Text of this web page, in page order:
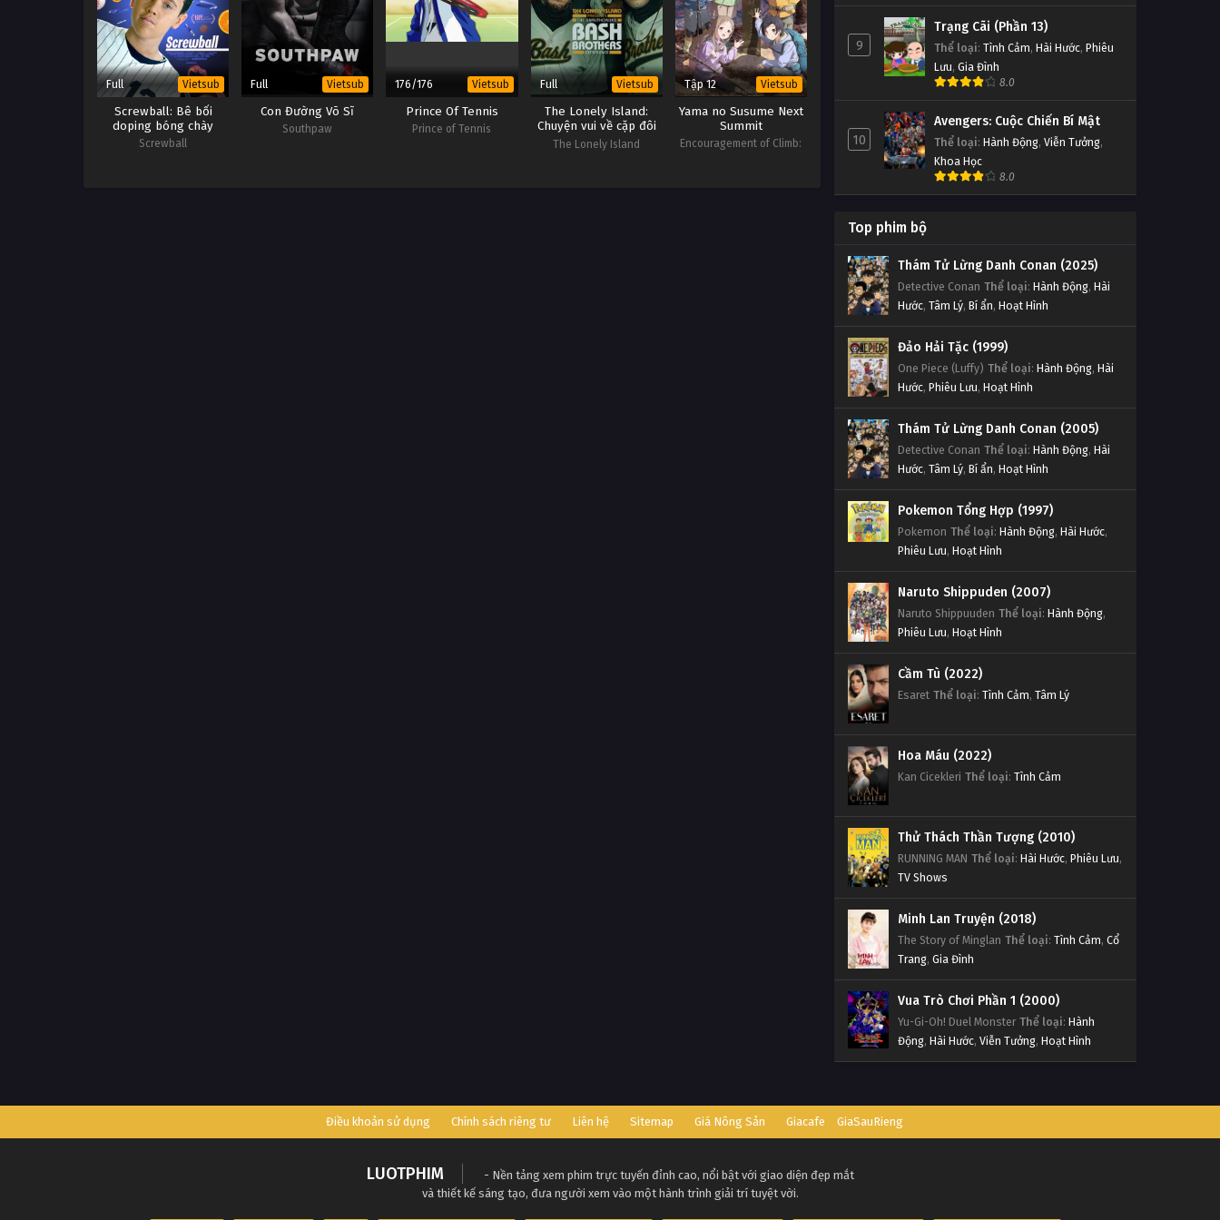
Full Vietsub
Screwball: Bê bối
doping bóng chày
Screwball
Full Vietsub
Con Đường Võ Sĩ
Southpaw
176/176 Vietsub
Prince Of Tennis
Prince of Tennis
Full Vietsub
The Lonely Island:
Chuyện vui về cặp đôi
bóng chày
The Lonely Island
Tập 12 Vietsub
Yama no Susume Next
Summit
Encouragement of Climb:
9
Trạng Cãi (Phần 13)
Thể loại: Tình Cảm, Hài Hước, Phiêu
Lưu, Gia Đình
8.0
10
Avengers: Cuộc Chiến Bí Mật
Thể loại: Hành Động, Viễn Tưởng,
Khoa Học
8.0
Top phim bộ
Thám Tử Lừng Danh Conan (2025)
Detective Conan Thể loại: Hành Động, Hài
Hước, Tâm Lý, Bí ẩn, Hoạt Hình
Đảo Hải Tặc (1999)
One Piece (Luffy) Thể loại: Hành Động, Hài
Hước, Phiêu Lưu, Hoạt Hình
Thám Tử Lừng Danh Conan (2005)
Detective Conan Thể loại: Hành Động, Hài
Hước, Tâm Lý, Bí ẩn, Hoạt Hình
Pokemon Tổng Hợp (1997)
Pokemon Thể loại: Hành Động, Hài Hước,
Phiêu Lưu, Hoạt Hình
Naruto Shippuden (2007)
Naruto Shippuuden Thể loại: Hành Động,
Phiêu Lưu, Hoạt Hình
Cầm Tù (2022)
Esaret Thể loại: Tình Cảm, Tâm Lý
Hoa Máu (2022)
Kan Cicekleri Thể loại: Tình Cảm
Thử Thách Thần Tượng (2010)
RUNNING MAN Thể loại: Hài Hước, Phiêu Lưu,
TV Shows
Minh Lan Truyện (2018)
The Story of Minglan Thể loại: Tình Cảm, Cổ
Trang, Gia Đình
Vua Trò Chơi Phần 1 (2000)
Yu-Gi-Oh! Duel Monster Thể loại: Hành
Động, Hài Hước, Viễn Tưởng, Hoạt Hình
Điều khoản sử dụng Chính sách riêng tư Liên hệ Sitemap Giá Nông Sản Giacafe GiaSauRieng
LUOTPHIM
- Nền tảng xem phim trực tuyến đỉnh cao, nổi bật với giao diện đẹp mắt
và thiết kế sáng tạo, đưa người xem vào một hành trình giải trí tuyệt vời.